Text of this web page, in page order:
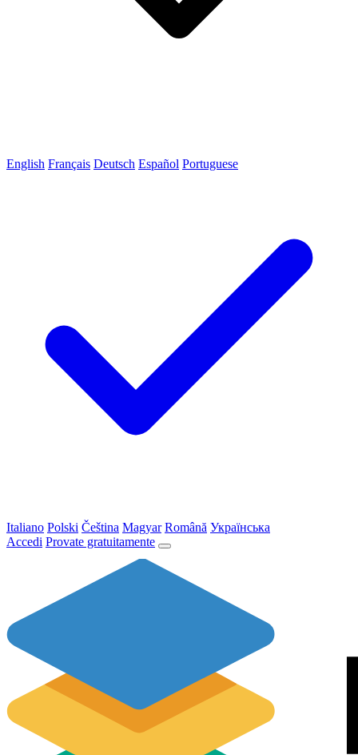
English Français Deutsch Español Portuguese
Italiano Polski Čeština Magyar Română Українська
Accedi Provate gratuitamente